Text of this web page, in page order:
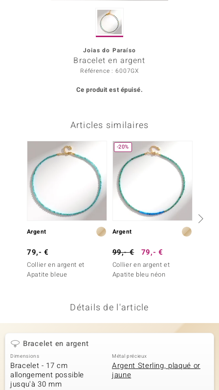
Collection
Joias do Paraíso
Bracelet en argent
Référence : 6007GX
Ce produit est épuisé.
Articles similaires
Argent
79,- €
Collier en argent et
Apatite bleue
-20%
Argent
99,- € 79,- €
Collier en argent et
Apatite bleu néon
Détails de l'article
Bracelet en argent
Dimensions
Bracelet - 17 cm
allongement possible
jusqu'à 30 mm
Métal précieux
Argent Sterling, plaqué or
jaune